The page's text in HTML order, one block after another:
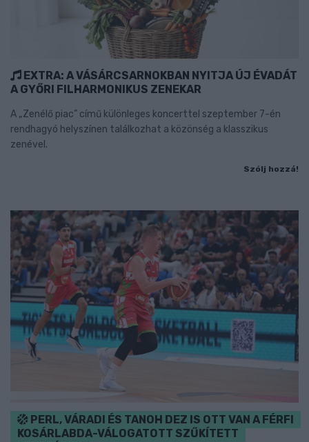
EXTRA: A VÁSÁRCSARNOKBAN NYITJA ÚJ ÉVADÁT
A GYŐRI FILHARMONIKUS ZENEKAR
A „Zenélő piac” című különleges koncerttel szeptember 7-én
rendhagyó helyszínen találkozhat a közönség a klasszikus
zenével.
Szólj hozzá!
PERL, VÁRADI ÉS TANOH DEZ IS OTT VAN A FÉRFI
KOSÁRLABDA-VÁLOGATOTT SZŰKÍTETT